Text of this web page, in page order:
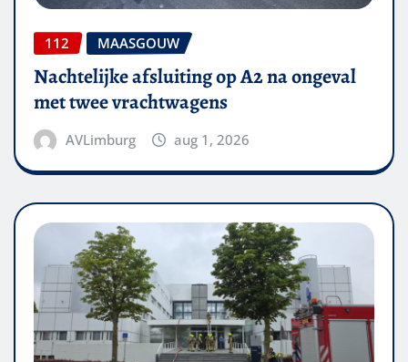
112 MAASGOUW
Nachtelijke afsluiting op A2 na ongeval
met twee vrachtwagens
AVLimburg aug 1, 2026